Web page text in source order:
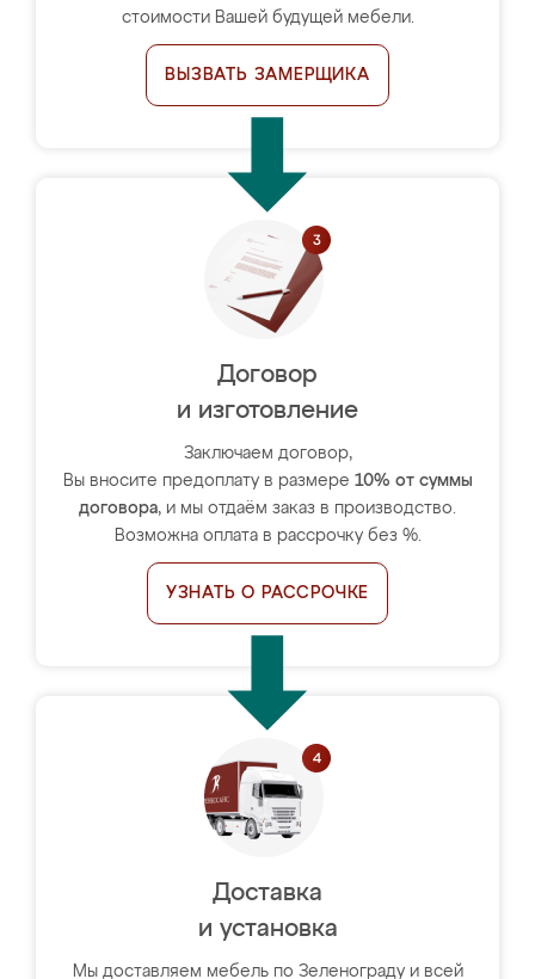
стоимости Вашей будущей мебели.
ВЫЗВАТЬ ЗАМЕРЩИКА
Договор
и изготовление
Заключаем договор,
Вы вносите предоплату в размере 10% от суммы
договора, и мы отдаём заказ в производство.
Возможна оплата в рассрочку без %.
УЗНАТЬ О РАССРОЧКЕ
Доставка
и установка
Мы доставляем мебель по Зеленограду и всей